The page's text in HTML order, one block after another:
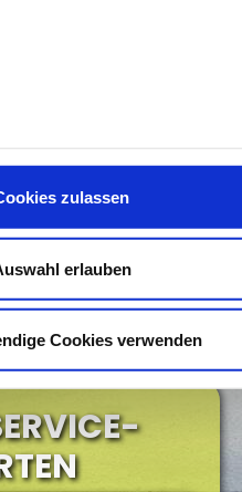
zulassen
erlauben
Cookies verwenden
Basis. Zur Bearbeitung
Verfügung stellen. Wenn
personenbezogenen
in unsererDaten­schutz­